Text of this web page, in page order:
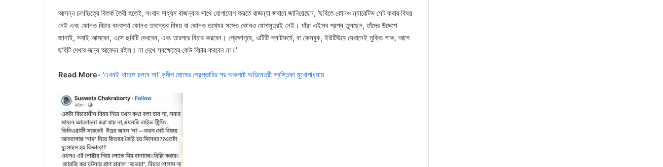
আসন্ন চলচ্চিত্রে বিতর্ক তৈরী হতেই, সংবাদ মাধ্যম রাজন্যার সাথে যোগাযোগ করতে রাজন্যা জবাবে জানিয়েছেন, ‘ছবিতে কোনও ন্যারেটিভ সেট করার বিষয়
নেই এবং কোনও বিচার ব্যবস্থা কোনও তদন্তের বিষয় বা কোনও তথ্যের সঙ্গেও কোনও যোগসূত্রই নেই। যাঁরা এইসব প্রশ্ন তুলছেন, তাঁদের উদ্দেশে
জানাই, সবাই আসবেন, এসে ছবিটি দেখবেন, এবং তারপরে বিচার করবেন। প্রেক্ষাগৃহে, ওটিটি প্লাটফর্মে, বা ফেসবুক, ইউটিউবে যেখানেই মুক্তি পাক, আগে
ছবিটি দেখার জন্য আবেদন রইল। না দেখে সবক্ষেত্রে কেউ বিচার করবেন না।’
Read More- ‘এখনই থামলে চলবে না!’ সন্দীপ ঘোষের গ্রেপ্তারির পর অকপটে অভিনেত্রী স্বস্তিকা মুখোপাধ্যায়